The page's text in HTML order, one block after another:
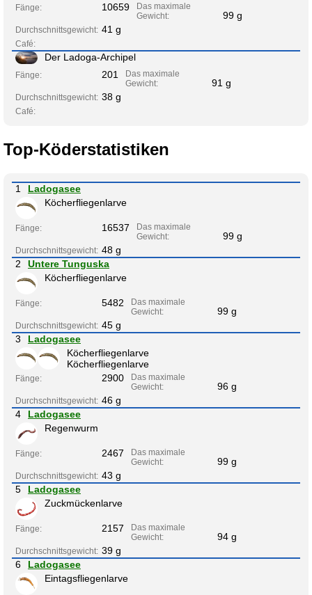
Fänge: 10659
Das maximale
Gewicht:
99 g
Durchschnittsgewicht: 41 g
Café:
Der Ladoga-Archipel
Fänge: 201
Das maximale
Gewicht:
91 g
Durchschnittsgewicht: 38 g
Café:
Top-Köderstatistiken
1
Ladogasee
Köcherfliegenlarve
Fänge: 16537
Das maximale
Gewicht:
99 g
Durchschnittsgewicht: 48 g
2
Untere Tunguska
Köcherfliegenlarve
Fänge: 5482
Das maximale
Gewicht:
99 g
Durchschnittsgewicht: 45 g
3
Ladogasee
Köcherfliegenlarve
Köcherfliegenlarve
Fänge: 2900
Das maximale
Gewicht:
96 g
Durchschnittsgewicht: 46 g
4
Ladogasee
Regenwurm
Fänge: 2467
Das maximale
Gewicht:
99 g
Durchschnittsgewicht: 43 g
5
Ladogasee
Zuckmückenlarve
Fänge: 2157
Das maximale
Gewicht:
94 g
Durchschnittsgewicht: 39 g
6
Ladogasee
Eintagsfliegenlarve